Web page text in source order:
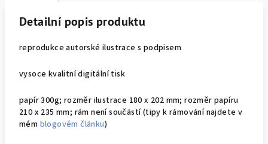
Detailní popis produktu
reprodukce autorské ilustrace s podpisem
vysoce kvalitní digitální tisk
papír 300g; rozměr ilustrace 180 x 202 mm; rozměr papíru
210 x 235 mm; rám není součástí (tipy k rámování najdete v
mém blogovém článku)